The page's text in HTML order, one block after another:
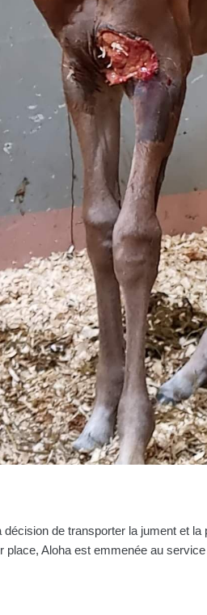
décision de transporter la jument et la
place, Aloha est emmenée au